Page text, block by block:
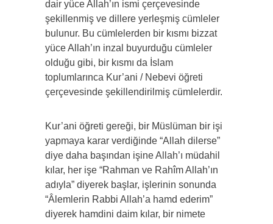
dair yüce Allah’ın ismi çerçevesinde
şekillenmiş ve dillere yerleşmiş cümleler
bulunur. Bu cümlelerden bir kısmı bizzat
yüce Allah’ın inzal buyurduğu cümleler
olduğu gibi, bir kısmı da İslam
toplumlarınca Kur’ani / Nebevi öğreti
çerçevesinde şekillendirilmiş cümlelerdir.
Kur’ani öğreti gereği, bir Müslüman bir işi
yapmaya karar verdiğinde “Allah dilerse”
diye daha başından işine Allah’ı müdahil
kılar, her işe “Rahman ve Rahîm Allah’ın
adıyla” diyerek başlar, işlerinin sonunda
“Âlemlerin Rabbi Allah’a hamd ederim”
diyerek hamdini daim kılar, bir nimete